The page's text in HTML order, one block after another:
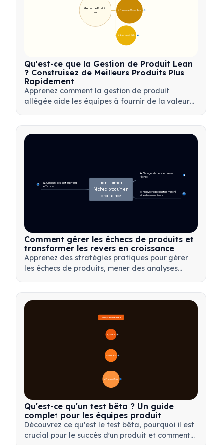
🛠️ Processus de Mise en Œuvre
💡 Avantages et Outils
Gestion de Produit
Lean
Qu'est-ce que la Gestion de Produit Lean
? Construisez de Meilleurs Produits Plus
Rapidement
Apprenez comment la gestion de produit
allégée aide les équipes à fournir de la valeur
sur l'essentiel.
🔄 Changer de perspective sur
l'échec
4
📊 Conduire des post-mortems
efficaces
7
🎯 Analyser l'adéquation marché
et les besoins clients
14
Transformer
l'échec produit en
croissance
Comment gérer les échecs de produits et
transformer les revers en croissance
Apprenez des stratégies pratiques pour gérer
les échecs de produits, mener des analyses
pour votre équipe.
🔍 Définition 4
🎯 Importance 7
📋 Processus et Types 20
Aperçu des Tests Bêta
Qu'est-ce qu'un test bêta ? Un guide
complet pour les équipes produit
Découvrez ce qu'est le test bêta, pourquoi il est
crucial pour le succès d'un produit et comment